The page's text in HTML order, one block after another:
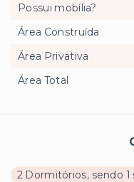
2 Dormitórios, sendo 1
Possui mobília?
Área Construída
Área Privativa
Área Total